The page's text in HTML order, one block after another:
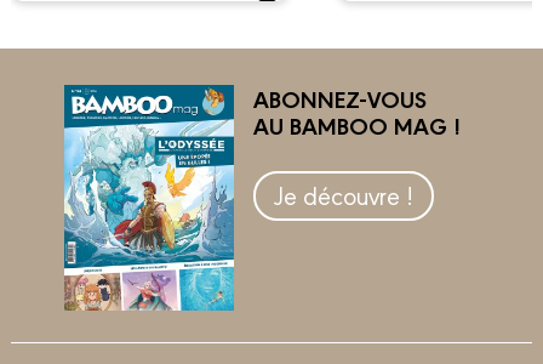
ABONNEZ-VOUS
AU BAMBOO MAG !
Je découvre !